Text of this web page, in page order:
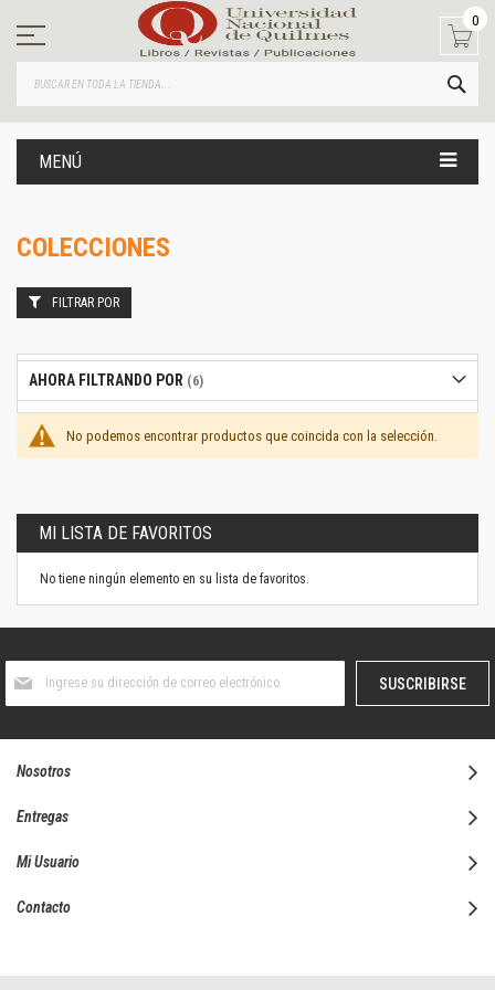
contenido
0
MENÚ
COLECCIONES
No podemos encontrar productos que coincida con la selección.
FILTRAR POR
AHORA FILTRANDO POR
MI LISTA DE FAVORITOS
No tiene ningún elemento en su lista de favoritos.
boletín
SUSCRIBIRSE
Nosotros
Entregas
Mi Usuario
Contacto